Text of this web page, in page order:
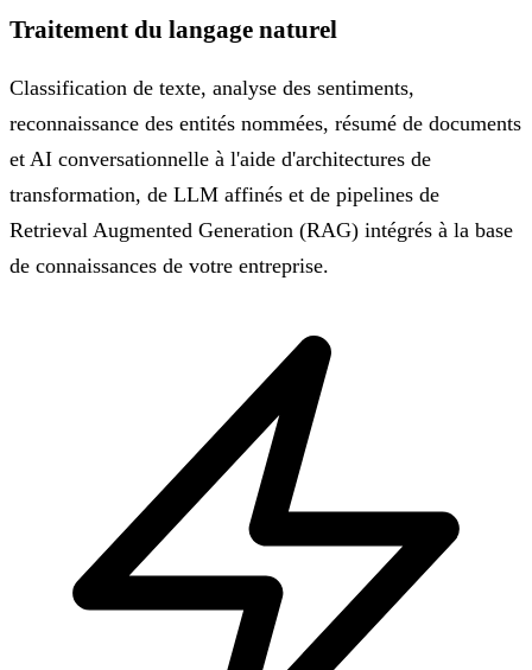
Traitement du langage naturel
Classification de texte, analyse des sentiments,
reconnaissance des entités nommées, résumé de documents
et AI conversationnelle à l'aide d'architectures de
transformation, de LLM affinés et de pipelines de
Retrieval Augmented Generation (RAG) intégrés à la base
de connaissances de votre entreprise.